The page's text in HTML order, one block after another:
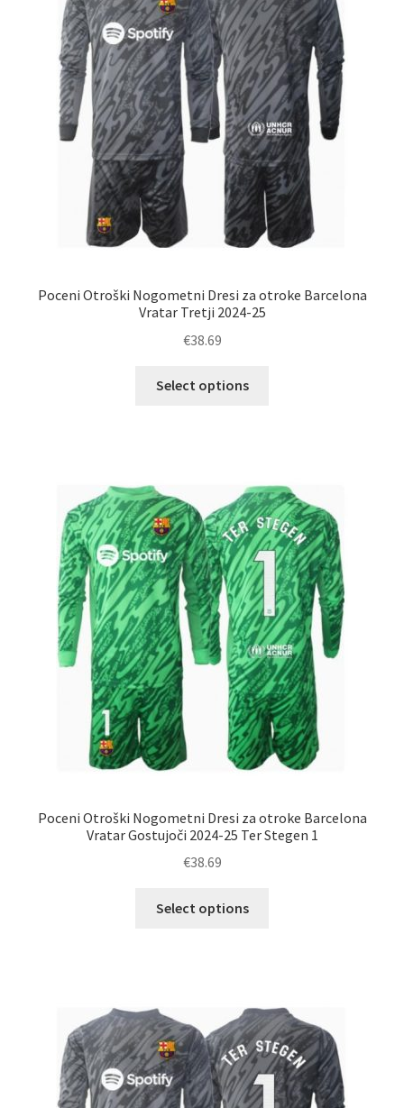
izberete
na
strani
izdelka
Poceni Otroški Nogometni Dresi za otroke Barcelona
Vratar Tretji 2024-25
€38.69
Select options
Možnosti
lahko
izberete
na
strani
izdelka
Poceni Otroški Nogometni Dresi za otroke Barcelona
Vratar Gostujoči 2024-25 Ter Stegen 1
€38.69
Select options
Možnosti
lahko
izberete
na
strani